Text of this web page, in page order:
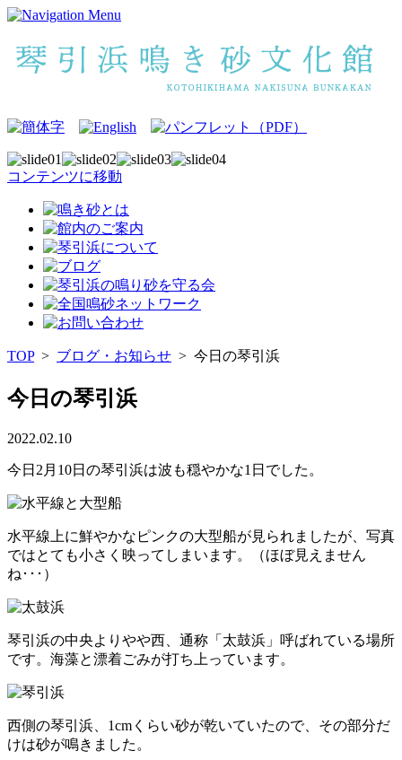
コンテンツに移動
TOP> ブログ・お知らせ > 今日の琴引浜
今日の琴引浜
2022.02.10
今日2月10日の琴引浜は波も穏やかな1日でした。
水平線上に鮮やかなピンクの大型船が見られましたが、写真
ではとても小さく映ってしまいます。（ほぼ見えません
ね･･･）
琴引浜の中央よりやや西、通称「太鼓浜」呼ばれている場所
です。海藻と漂着ごみが打ち上っています。
西側の琴引浜、1cmくらい砂が乾いていたので、その部分だ
けは砂が鳴きました。